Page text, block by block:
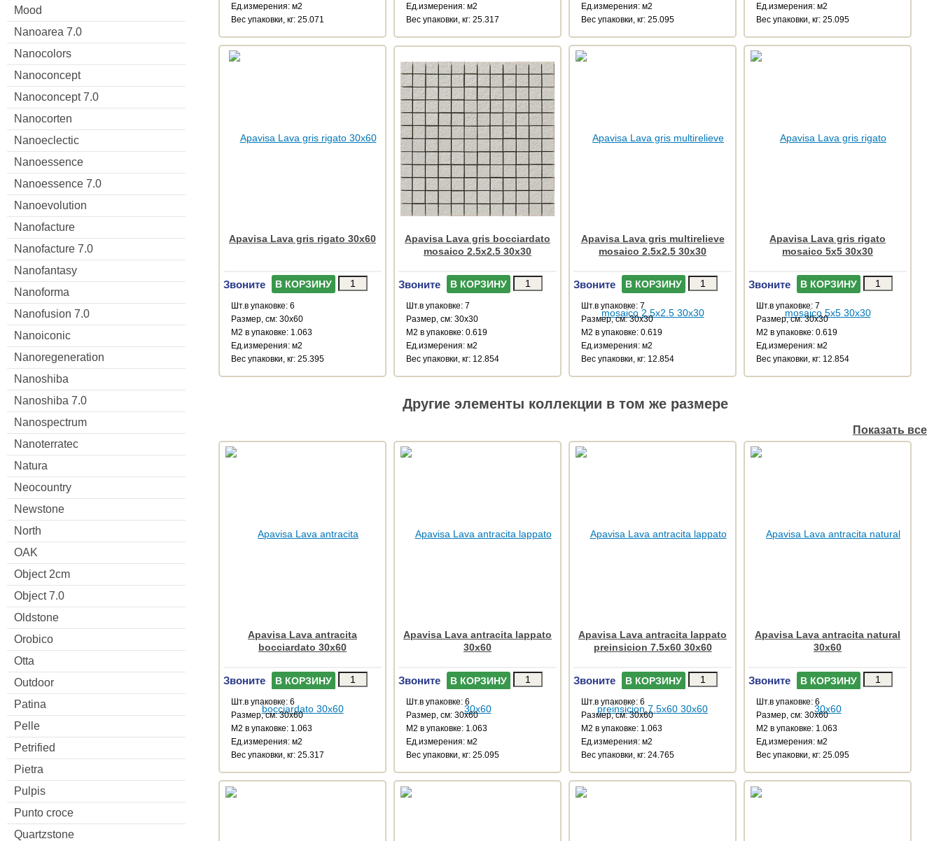
Mood
Nanoarea 7.0
Nanocolors
Nanoconcept
Nanoconcept 7.0
Nanocorten
Nanoeclectic
Nanoessence
Nanoessence 7.0
Nanoevolution
Nanofacture
Nanofacture 7.0
Nanofantasy
Nanoforma
Nanofusion 7.0
Nanoiconic
Nanoregeneration
Nanoshiba
Nanoshiba 7.0
Nanospectrum
Nanoterratec
Natura
Neocountry
Newstone
North
OAK
Object 2cm
Object 7.0
Oldstone
Orobico
Otta
Outdoor
Patina
Pelle
Petrified
Pietra
Pulpis
Punto croce
Quartzstone
Ед.измерения: м2
Веc упаковки, кг: 25.071
Ед.измерения: м2
Веc упаковки, кг: 25.317
Ед.измерения: м2
Веc упаковки, кг: 25.095
Ед.измерения: м2
Веc упаковки, кг: 25.095
Apavisa Lava gris rigato 30x60
Звоните В КОРЗИНУ
Шт.в упаковке: 6
Размер, см: 30x60
М2 в упаковке: 1.063
Ед.измерения: м2
Веc упаковки, кг: 25.395
Apavisa Lava gris bocciardato
mosaico 2.5x2.5 30x30
Звоните В КОРЗИНУ
Шт.в упаковке: 7
Размер, см: 30x30
М2 в упаковке: 0.619
Ед.измерения: м2
Веc упаковки, кг: 12.854
Apavisa Lava gris multirelieve
mosaico 2.5x2.5 30x30
Звоните В КОРЗИНУ
Шт.в упаковке: 7
Размер, см: 30x30
М2 в упаковке: 0.619
Ед.измерения: м2
Веc упаковки, кг: 12.854
Apavisa Lava gris rigato
mosaico 5x5 30x30
Звоните В КОРЗИНУ
Шт.в упаковке: 7
Размер, см: 30x30
М2 в упаковке: 0.619
Ед.измерения: м2
Веc упаковки, кг: 12.854
Другие элементы коллекции в том же размере
Показать все
Apavisa Lava antracita
bocciardato 30x60
Звоните В КОРЗИНУ
Шт.в упаковке: 6
Размер, см: 30x60
М2 в упаковке: 1.063
Ед.измерения: м2
Веc упаковки, кг: 25.317
Apavisa Lava antracita lappato
30x60
Звоните В КОРЗИНУ
Шт.в упаковке: 6
Размер, см: 30x60
М2 в упаковке: 1.063
Ед.измерения: м2
Веc упаковки, кг: 25.095
Apavisa Lava antracita lappato
preinsicion 7.5x60 30x60
Звоните В КОРЗИНУ
Шт.в упаковке: 6
Размер, см: 30x60
М2 в упаковке: 1.063
Ед.измерения: м2
Веc упаковки, кг: 24.765
Apavisa Lava antracita natural
30x60
Звоните В КОРЗИНУ
Шт.в упаковке: 6
Размер, см: 30x60
М2 в упаковке: 1.063
Ед.измерения: м2
Веc упаковки, кг: 25.095